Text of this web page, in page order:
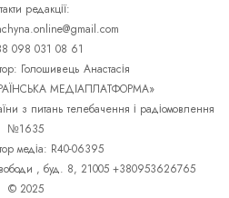
редакції:
098 031 08 61
Голошивець Анастасія
МЕДІАПЛАТФОРМА»
з питань телебачення і радіомовлення
№1635
медіа: R40-06395
, буд. 8, 21005 +380953626765
© 2025